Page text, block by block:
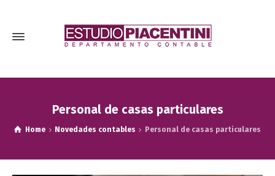
Personal de casas particulares
Home Novedades contables Personal de casas particulares